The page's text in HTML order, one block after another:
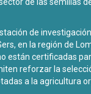
de las semillas
de investigación
en la región de
están certificadas
reforzar la
a la agricultura